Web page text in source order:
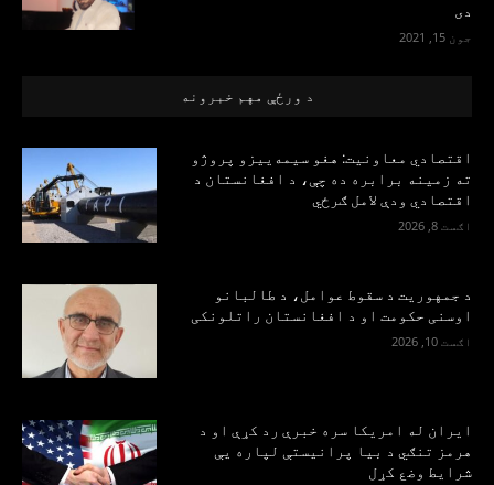
دی
جون 15, 2021
د ورځې مهم خبرونه
اقتصادي معاونیت: هغو سیمه‌ییزو پروژو
ته زمینه برابره ده چې، د افغانستان د
اقتصادي ودې لامل ګرځي
اګست 8, 2026
د جمهوریت د سقوط عوامل، د طالبانو
اوسنی حکومت او د افغانستان راتلونکی
اګست 10, 2026
ایران له امریکا سره خبرې رد کړې او د
هرمز تنګي د بیا پرانیستې لپاره یې
شرایط وضع کړل